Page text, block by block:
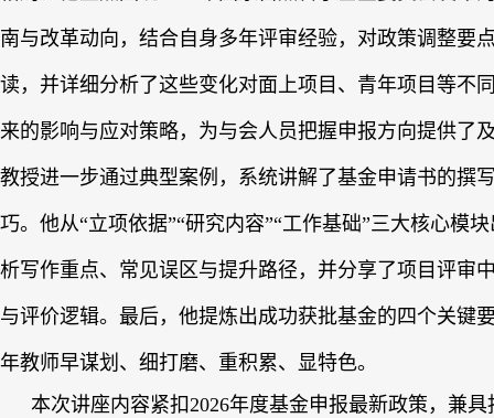
南与改革动向，结合自身多年评审经验，对政策调整要
读，并详细分析了这些变化对面上项目、青年项目等不
来的影响与应对策略，为与会人员把握申报方向提供了
教授进一步通过典型案例，系统讲解了基金申请书的撰
巧。他从“立项依据”“研究内容”“工作基础”三大核心模
析写作重点、常见误区与提升路径，并分享了项目评审
与评价逻辑。最后，他提炼出成功获批基金的四个关键
年教师早谋划、细打磨、重积累、显特色。
本次讲座内容紧扣2026年度基金申报最新政策，兼